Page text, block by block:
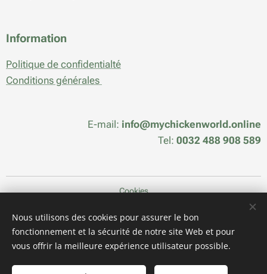
Information
Politique de confidentialté
Conditions générales
E-mail: info@mychickenworld.online
Tel: 0032 488 908 589
Cookies
Langues
Nederlands
Français
Nous utilisons des cookies pour assurer le bon
fonctionnement et la sécurité de notre site Web et pour
vous offrir la meilleure expérience utilisateur possible.